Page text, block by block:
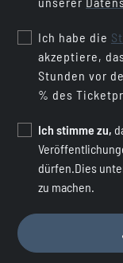
unserer
Ich habe die
akzeptiere,
Stunden vor
% des
Ich stimme zu,
dürfen.Dies
zu machen.